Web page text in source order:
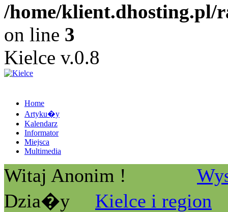
/home/
on line 3
Kielce v.0.8
Home
Artyku�y
Kalendarz
Informator
Miejsca
Multimedia
Witaj Anonim !
Dzia�y
Kielce i region